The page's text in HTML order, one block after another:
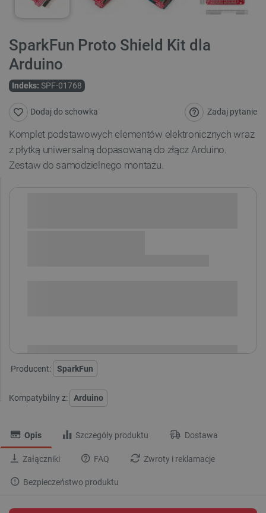
SparkFun Proto Shield Kit dla
Arduino
Indeks: SPF-01768
Zadaj pytanie
Dodaj do schowka
Komplet podstawowych elementów elektronicznych wraz
z płytką uniwersalną dopasowaną do złącz Arduino.
Zestaw do samodzielnego montażu.
Producent: SparkFun
Kompatybilny z: Arduino
Opis Szczegóły produktu Dostawa
Załączniki FAQ Zwroty i reklamacje
Bezpieczeństwo produktu